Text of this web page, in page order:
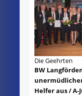
Die Geehrten
BW
Helfer aus /